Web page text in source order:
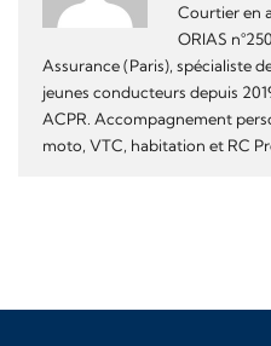
Courtier en
ORIAS
Assurance (Paris), spécialiste
jeunes conducteurs depuis
ACPR. Accompagnement
moto, VTC, habitation et RC